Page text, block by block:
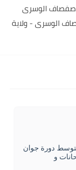
الوسرى
الوسرى - ولاية
دورة جوان
و